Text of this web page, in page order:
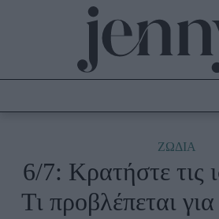
Culture
Fashion
Shopping
ΖΩΔΙΑ
6/7: Κρατήστε τις
Τι προβλέπεται